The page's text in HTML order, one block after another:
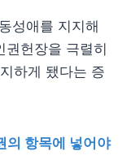
성애를 지지해
권헌장을 극렬히
하게 됐다는 증
의 항목에 넣어야